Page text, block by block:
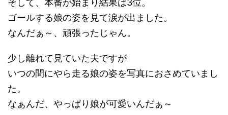
そして、本番が始まり結果は3位。
ゴールする娘の姿を見て涙が出ました。
なんだぁ～、頑張ったじゃん。
少し離れて見ていた夫ですが
いつの間にやら走る娘の姿を写真におさめていまし
た。
なぁんだ、やっぱり娘が可愛いんだぁ～